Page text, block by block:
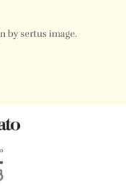
by sertus image.